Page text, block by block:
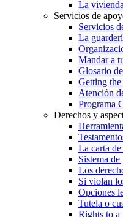
La vivienda
Servicios de
Servicios
La
Mandar a
Glosario
Getting
Atención
Programa
Derechos y
La carta
Sistema
Los
Si violan
Opciones
Tutela o
Rights to a